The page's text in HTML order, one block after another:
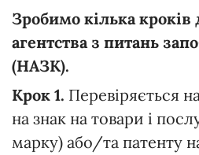
Зробимо кілька кроків
агентства з питань
(НАЗК).
Крок 1. Перевіряється
на знак на товари і
марку) або/та патенту